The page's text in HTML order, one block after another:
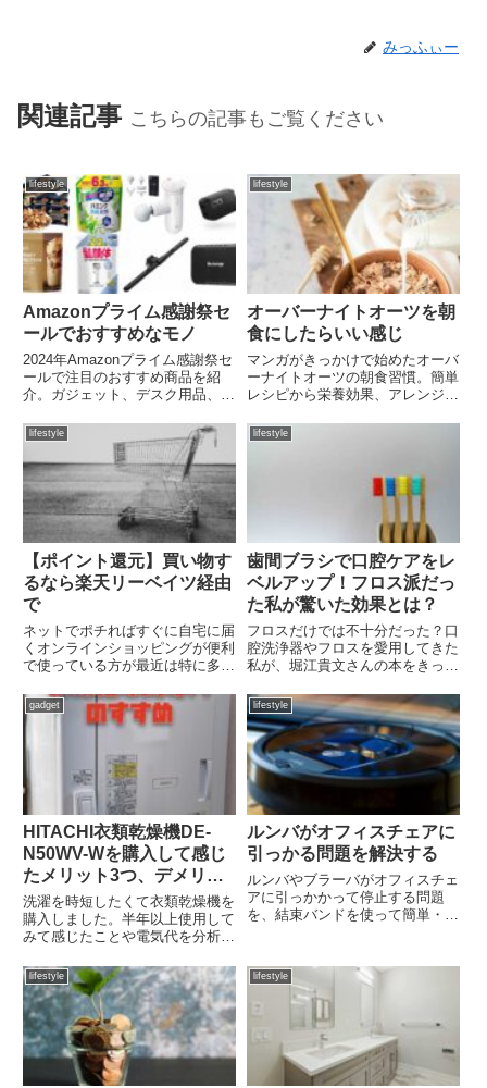
みっふぃー
関連記事 こちらの記事もご覧ください
lifestyle
Amazonプライム感謝祭セ
ールでおすすめなモノ
2024年Amazonプライム感謝祭セ
ールで注目のおすすめ商品を紹
介。ガジェット、デスク用品、食
て良かった20アイテムを厳選。
プライム会員限定のお得な情報を
チェック！
lifestyle
オーバーナイトオーツを朝
食にしたらいい感じ
マンガがきっかけで始めたオーバ
ーナイトオーツの朝食習慣。簡単
レシピから栄養効果、アレンジ方
的で罪悪感なく続けられる朝食の
新習慣とは？
lifestyle
【ポイント還元】買い物す
るなら楽天リーベイツ経由
で
ネットでポチればすぐに自宅に届
くオンラインショッピングが便利
で使っている方が最近は特に多い
ップで買い物することで楽天ポイ
ントが貯まる楽天リーベイツとい
Appleやユニクロ、なんとJ...
lifestyle
歯間ブラシで口腔ケアをレ
ベルアップ！フロス派だっ
た私が驚いた効果とは？
フロスだけでは不十分だった？口
腔洗浄器やフロスを愛用してきた
私が、堀江貴文さんの本をきっか
シでしか取れない汚れの存在と、
むし歯・歯周病予防、口臭改善に
効果を実感した体験談をご紹介し
ます。
gadget
HITACHI衣類乾燥機DE-
N50WV-Wを購入して感じ
たメリット3つ、デメリッ
ト3つ。
洗濯を時短したくて衣類乾燥機を
購入しました。半年以上使用して
みて感じたことや電気代を分析し
5.0kg 衣類乾燥機HITACHI これっ
きりボタン DE-N50WV-W ホワイ
トなぜ乾燥機付き洗濯機に...
lifestyle
ルンバがオフィスチェアに
引っかる問題を解決する
ルンバやブラーバがオフィスチェ
アに引っかかって停止する問題
を、結束バンドを使って簡単・格
ト掃除機ユーザー必見の情報で
す。
lifestyle lifestyle